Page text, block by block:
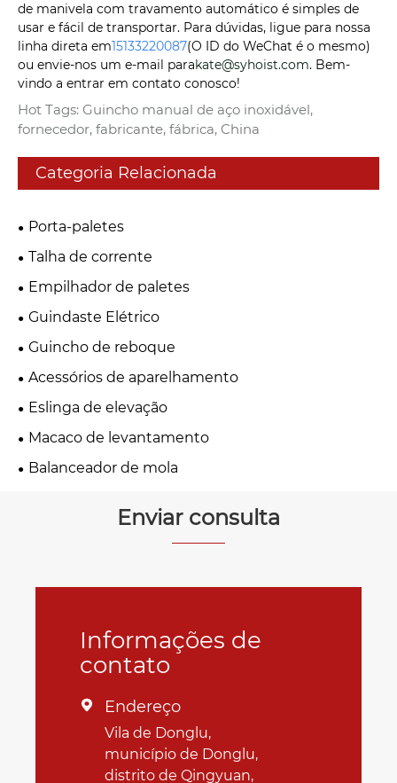
de manivela com travamento automático é simples de
usar e fácil de transportar. Para dúvidas, ligue para nossa
linha direta em15133220087(O ID do WeChat é o mesmo)
ou envie-nos um e-mail parakate@syhoist.com. Bem-
vindo a entrar em contato conosco!
Hot Tags: Guincho manual de aço inoxidável,
fornecedor, fabricante, fábrica, China
Categoria Relacionada
Porta-paletes
Talha de corrente
Empilhador de paletes
Guindaste Elétrico
Guincho de reboque
Acessórios de aparelhamento
Eslinga de elevação
Macaco de levantamento
Balanceador de mola
Enviar consulta
Informações de
contato
 Endereço
Vila de Donglu,
município de Donglu,
distrito de Qingyuan,